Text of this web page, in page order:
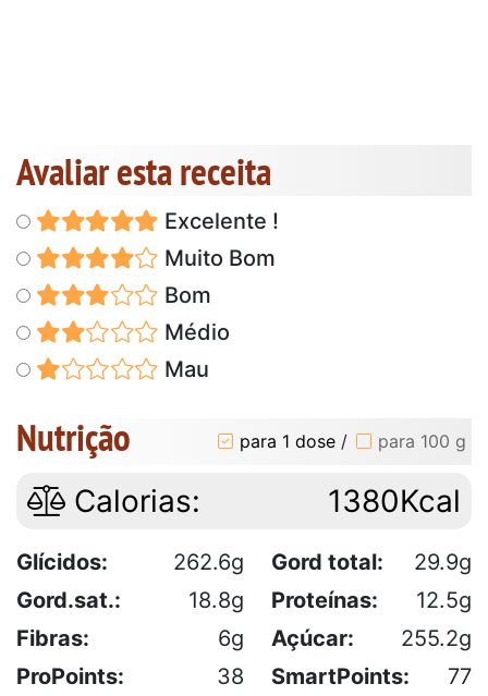
Avaliar esta receita
Excelente !
Muito Bom
Bom
Médio
Mau
Nutrição para 1 dose / para 100 g
Calorias: 1380Kcal
Glícidos: 262.6g Gord total:
29.9g
Gord.sat.:
18.8g Proteínas:
12.5g
Fibras:
6g Açúcar:
255.2g
ProPoints:
38 SmartPoints: 77